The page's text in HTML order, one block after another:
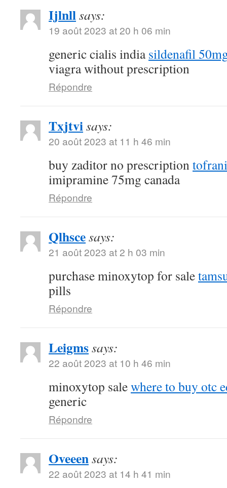
Ijlnllsays:
19 août 2023 at 20 h 06 min
generic cialis indiasildenafil
viagra without prescription
Répondre
Txjtvisays:
20 août 2023 at 11 h 46 min
buy zaditor no prescription
imipramine 75mg canada
Répondre
Qlhscesays:
21 août 2023 at 2 h 03 min
purchase minoxytop for sale
pills
Répondre
Leigmssays:
22 août 2023 at 10 h 46 min
minoxytop salewhere to buy otc
generic
Répondre
Oveeensays:
22 août 2023 at 14 h 41 min